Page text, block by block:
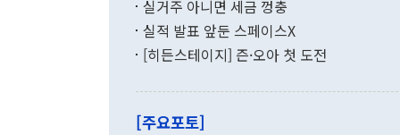
"우리의 선
관은 업무
기록했지만
로 전환됐다.
는 배당수입
실거주 아니면 세금 껑충
실적 발표 앞둔 스페이스X
[히든스테이지] 즌·오아 첫 도전
[주요포토]